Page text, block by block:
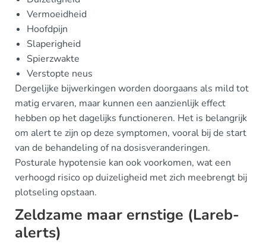
Vermoeidheid
Hoofdpijn
Slaperigheid
Spierzwakte
Verstopte neus
Dergelijke bijwerkingen worden doorgaans als mild tot
matig ervaren, maar kunnen een aanzienlijk effect
hebben op het dagelijks functioneren. Het is belangrijk
om alert te zijn op deze symptomen, vooral bij de start
van de behandeling of na dosisveranderingen.
Posturale hypotensie kan ook voorkomen, wat een
verhoogd risico op duizeligheid met zich meebrengt bij
plotseling opstaan.
Zeldzame maar ernstige (Lareb-
alerts)